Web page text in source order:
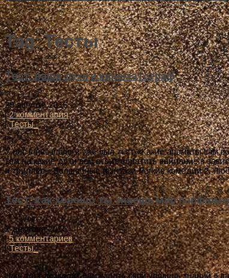
Tag: Тесты
Тест: ваши духи и кинематограф
29 августа 2016
|2 комментария
|Тесты_
У нас в нас в блоге уже был тест «Какие ароматы вам
том на какие духи вам стоит обратить внимание в
и триллеры Волшебные фэнтэзи Легкие комедии 2.
Тест: как хорошо ты знаешь мир
2 декабря 2015
|5 комментариев
|Тесты_
Наш тест позволит вам узнать свой уровень знаний о